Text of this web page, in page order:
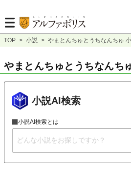
TOP > 小説 > やまとんちゅとうちなんちゅ
やまとんちゅとうちなんち
小説AI検索
小説AI検索とは